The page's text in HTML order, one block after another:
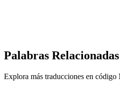
Palabras Relacionadas
Explora más traducciones en código